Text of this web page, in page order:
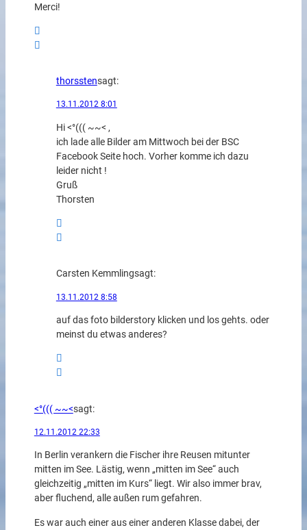
Merci!
thorsstensagt:
13.11.2012 8:01
Hi <°((( ~~< ,
ich lade alle Bilder am Mittwoch bei der BSC
Facebook Seite hoch. Vorher komme ich dazu
leider nicht !
Gruß
Thorsten
Carsten Kemmlingsagt:
13.11.2012 8:58
auf das foto bilderstory klicken und los gehts. oder
meinst du etwas anderes?
<°((( ~~<sagt:
12.11.2012 22:33
In Berlin verankern die Fischer ihre Reusen mitunter
mitten im See. Lästig, wenn „mitten im See“ auch
gleichzeitig „mitten im Kurs“ liegt. Wir also immer brav,
aber fluchend, alle außen rum gefahren.
Es war auch einer aus einer anderen Klasse dabei, der